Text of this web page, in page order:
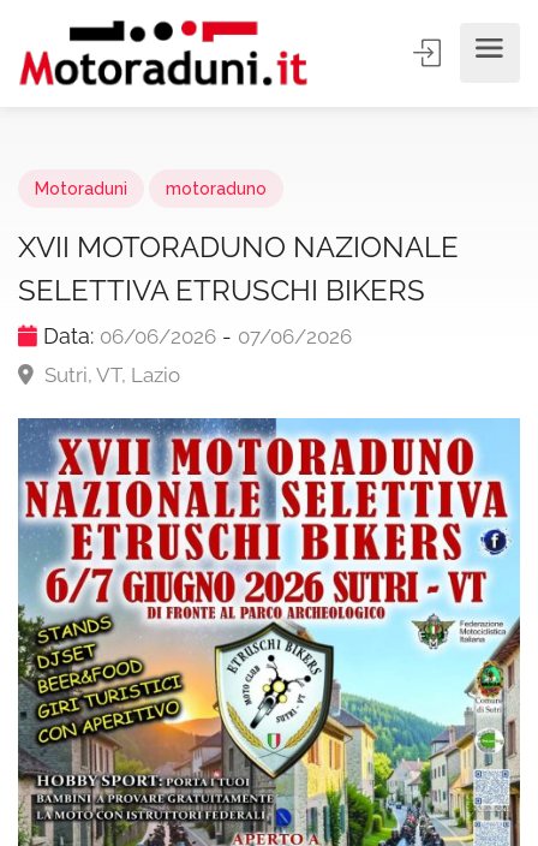
Motoraduni motoraduno
XVII MOTORADUNO NAZIONALE
SELETTIVA ETRUSCHI BIKERS
Data: 06/06/2026 - 07/06/2026
Sutri, VT, Lazio